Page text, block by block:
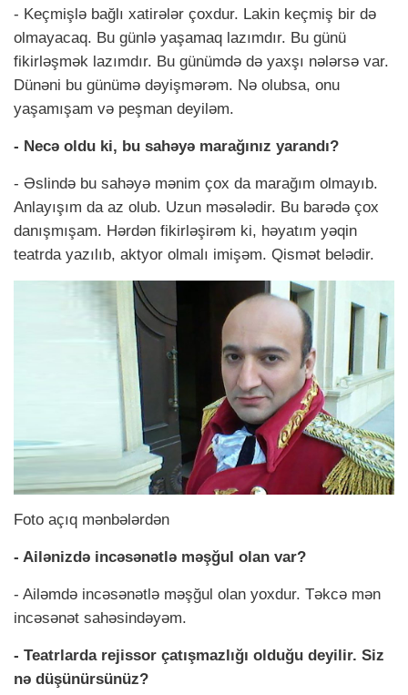
- Keçmişlə bağlı xatirələr çoxdur. Lakin keçmiş bir də
olmayacaq. Bu günlə yaşamaq lazımdır. Bu günü
fikirləşmək lazımdır. Bu günümdə də yaxşı nələrsə var.
Dünəni bu günümə dəyişmərəm. Nə olubsa, onu
yaşamışam və peşman deyiləm.
- Necə oldu ki, bu sahəyə marağınız yarandı?
- Əslində bu sahəyə mənim çox da marağım olmayıb.
Anlayışım da az olub. Uzun məsələdir. Bu barədə çox
danışmışam. Hərdən fikirləşirəm ki, həyatım yəqin
teatrda yazılıb, aktyor olmalı imişəm. Qismət belədir.
Foto açıq mənbələrdən
- Ailənizdə incəsənətlə məşğul olan var?
- Ailəmdə incəsənətlə məşğul olan yoxdur. Təkcə mən
incəsənət sahəsindəyəm.
- Teatrlarda rejissor çatışmazlığı olduğu deyilir. Siz
nə düşünürsünüz?